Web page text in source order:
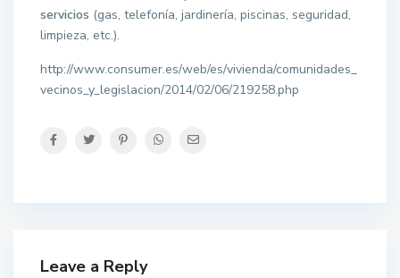
servicios (gas, telefonía, jardinería, piscinas, seguridad,
limpieza, etc.).
http://www.consumer.es/web/es/vivienda/comunidades_
vecinos_y_legislacion/2014/02/06/219258.php
Leave a Reply